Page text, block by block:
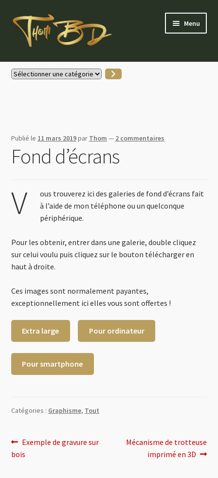
Aller
Aller
au
contenu
Menu
Accueil
Actus
Contactez-moi
Mon compte
Partenaires & soutiens
0 Article 0,00 €
Sélectionner
Publié le 11 mars 2019par Thom — 2 commentaires
Fond d’écrans
V
ous trouverez ici des galeries de fond d’écrans fait
à l’aide de mon téléphone ou un quelconque
périphérique.
Pour les obtenir, entrer dans une galerie, double cliquez
sur celui voulu puis cliquez sur le bouton télécharger en
haut à droite.
Ces images sont normalement payantes,
exceptionnellement ici elles vous sont offertes !
Extra large Pour ordinateur
Pour smartphone
Catégories : Graphisme, Tout
Navigation
de
Article
précédent :
Exemple de gravure sur
bois
Article
suivant :
Mécanisme de trotteuse
imprimé en 3D